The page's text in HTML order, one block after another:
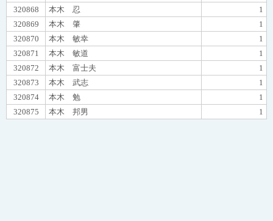
320868
本木 忍
1
320869
本木 肇
1
320870
本木 敏幸
1
320871
本木 敏道
1
320872
本木 富士夫
1
320873
本木 武志
1
320874
本木 勉
1
320875
本木 邦男 1